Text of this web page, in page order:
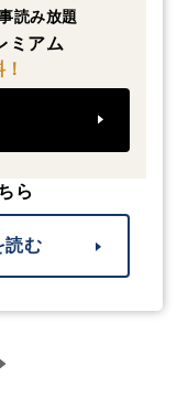
読み放題
ミアム
ら
読む